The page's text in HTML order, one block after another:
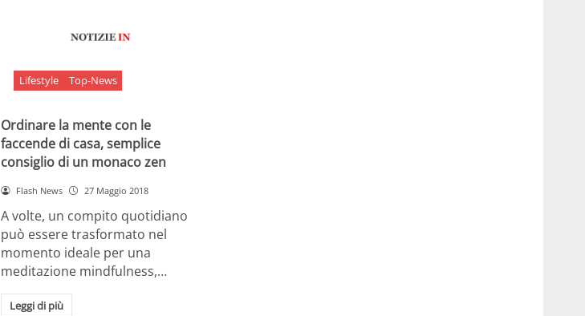
Lifestyle Top-News
Ordinare la mente con le
faccende di casa, semplice
consiglio di un monaco zen
Flash News 27 Maggio 2018
A volte, un compito quotidiano
può essere trasformato nel
momento ideale per una
meditazione mindfulness,…
Leggi di più